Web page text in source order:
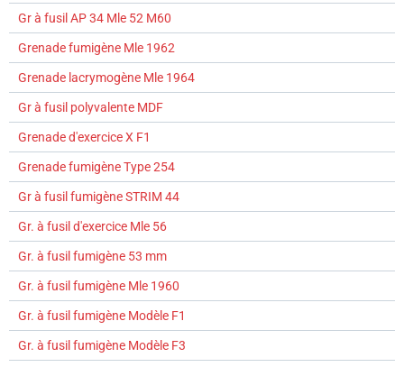
Gr à fusil AP 34 Mle 52 M60
Grenade fumigène Mle 1962
Grenade lacrymogène Mle 1964
Gr à fusil polyvalente MDF
Grenade d'exercice X F1
Grenade fumigène Type 254
Gr à fusil fumigène STRIM 44
Gr. à fusil d'exercice Mle 56
Gr. à fusil fumigène 53 mm
Gr. à fusil fumigène Mle 1960
Gr. à fusil fumigène Modèle F1
Gr. à fusil fumigène Modèle F3